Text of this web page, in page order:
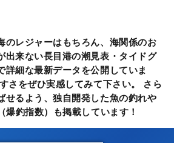
のレジャーはもちろん、海関係のお
出来ない長目港の潮見表・タイドグ
詳細な最新データを公開していま
さをぜひ実感してみて下さい。 さら
せるよう、独自開発した魚の釣れや
爆釣指数）も掲載しています！